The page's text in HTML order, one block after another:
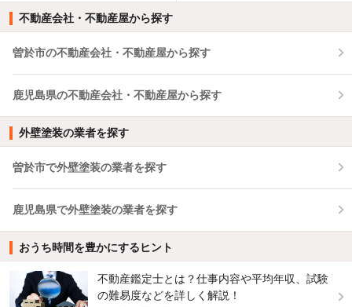
不動産会社・不動産屋から探す
曽於市の不動産会社・不動産屋から探す
鹿児島県の不動産会社・不動産屋から探す
外壁塗装の業者を探す
曽於市で外壁塗装の業者を探す
鹿児島県で外壁塗装の業者を探す
おうち時間を豊かにするヒント
不動産鑑定士とは？仕事内容や平均年収、試験
の難易度などを詳しく解説！